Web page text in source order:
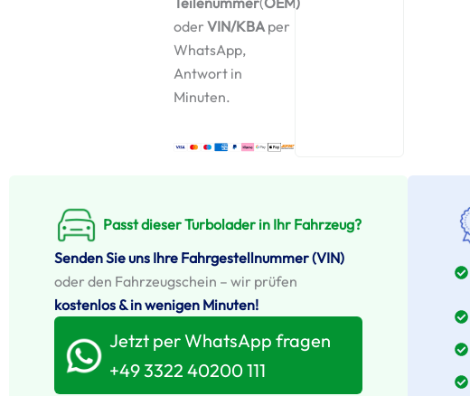
oderVIN/KBA per
WhatsApp,
Antwort in
Minuten.
Passt dieser Turbolader in Ihr Fahrzeug?
Senden Sie uns Ihre Fahrgestellnummer (VIN)
oder den Fahrzeugschein – wir prüfen
kostenlos & in wenigen Minuten!
Jetzt per WhatsApp fragen
+49 3322 40200 111